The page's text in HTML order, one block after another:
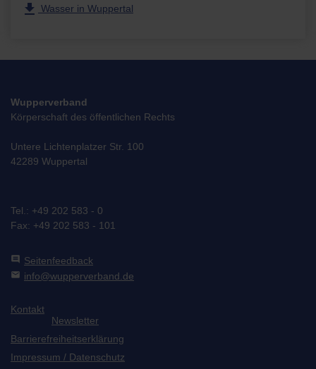
file_download Wasser in Wuppertal
Wupperverband
Körperschaft des öffentlichen Rechts
Untere Lichtenplatzer Str. 100
42289 Wuppertal
Tel.: +49 202 583 - 0
Fax: +49 202 583 - 101
comment Seitenfeedback
mail info@wupperverband.de
Kontakt
Newsletter
Barrierefreiheitserklärung
Impressum / Datenschutz